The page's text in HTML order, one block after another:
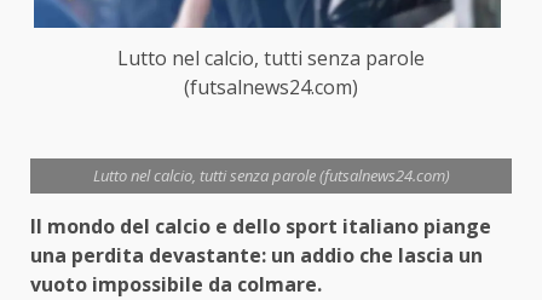
Lutto nel calcio, tutti senza parole
(futsalnews24.com)
Lutto nel calcio, tutti senza parole (futsalnews24.com)
Il mondo del calcio e dello sport italiano piange
una perdita devastante: un addio che lascia un
vuoto impossibile da colmare.